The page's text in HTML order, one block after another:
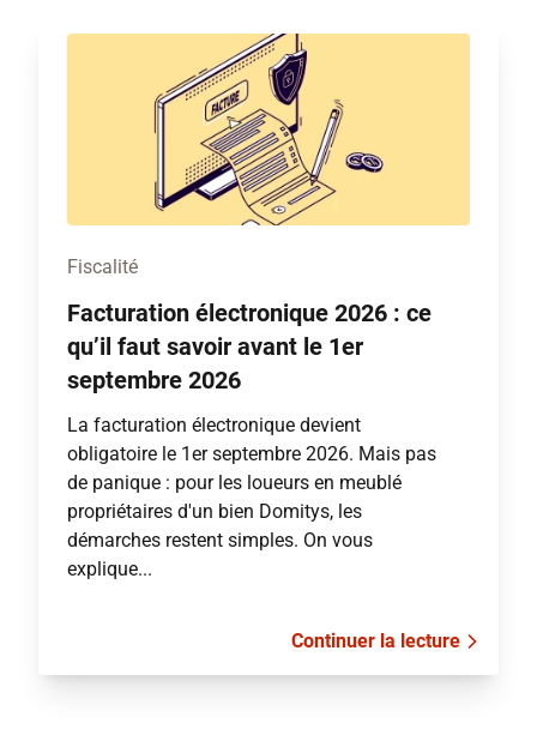
Fiscalité
Facturation électronique 2026 : ce
qu’il faut savoir avant le 1er
septembre 2026
La facturation électronique devient
obligatoire le 1er septembre 2026. Mais pas
de panique : pour les loueurs en meublé
propriétaires d'un bien Domitys, les
démarches restent simples. On vous
explique...
Continuer la lecture